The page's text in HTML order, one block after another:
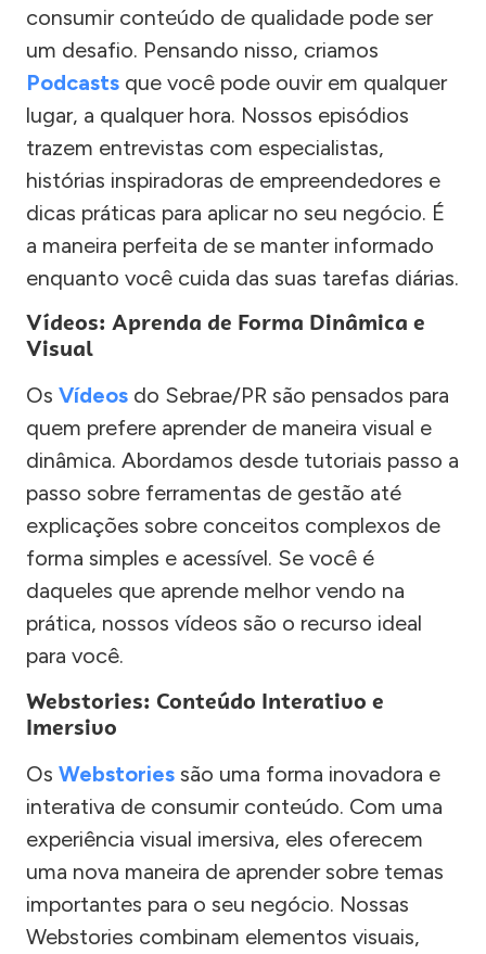
consumir conteúdo de qualidade pode ser
um desafio. Pensando nisso, criamos
Podcasts que você pode ouvir em qualquer
lugar, a qualquer hora. Nossos episódios
trazem entrevistas com especialistas,
histórias inspiradoras de empreendedores e
dicas práticas para aplicar no seu negócio. É
a maneira perfeita de se manter informado
enquanto você cuida das suas tarefas diárias.
Vídeos: Aprenda de Forma Dinâmica e
Visual
Os Vídeos do Sebrae/PR são pensados para
quem prefere aprender de maneira visual e
dinâmica. Abordamos desde tutoriais passo a
passo sobre ferramentas de gestão até
explicações sobre conceitos complexos de
forma simples e acessível. Se você é
daqueles que aprende melhor vendo na
prática, nossos vídeos são o recurso ideal
para você.
Webstories: Conteúdo Interativo e
Imersivo
Os Webstories são uma forma inovadora e
interativa de consumir conteúdo. Com uma
experiência visual imersiva, eles oferecem
uma nova maneira de aprender sobre temas
importantes para o seu negócio. Nossas
Webstories combinam elementos visuais,